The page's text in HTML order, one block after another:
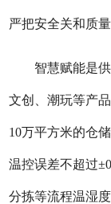
严把安全关和质量
智慧赋能是供
文创、潮玩等产
10万平方米的仓
温控误差不超过
分拣等流程温湿